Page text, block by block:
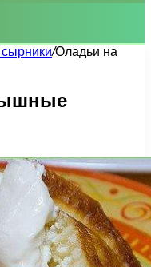
/Оладьи на